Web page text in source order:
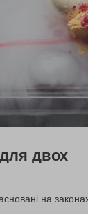
двох
на законах